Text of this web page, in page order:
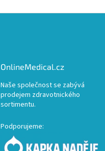
OnlineMedical.cz
Naše společnost se zabývá
prodejem zdravotnického
sortimentu.
Podporujeme: